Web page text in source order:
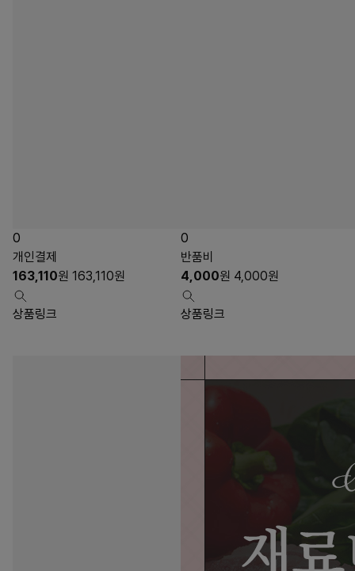
0
개인결제
163,110원 163,110원
상품링크
0
반품비
4,000원 4,000원
상품링크